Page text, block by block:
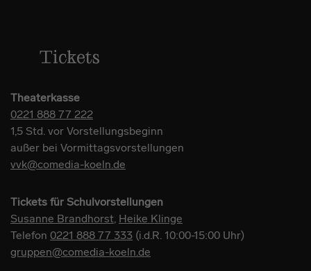
Tickets
Theaterkasse
0221 888 77 222
1,5 Std. vor Vorstellungsbeginn
außer bei Vormittagsvorstellungen
vvk@comedia-koeln.de
Tickets für Schulvorstellungen
Susanne Brandhorst Heike Klinge
Telefon 0221 888 77 333 (i.d.R. 10:00-15:00 Uhr)
gruppen@comedia-koeln.de